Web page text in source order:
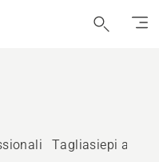
Tagliasiepi a